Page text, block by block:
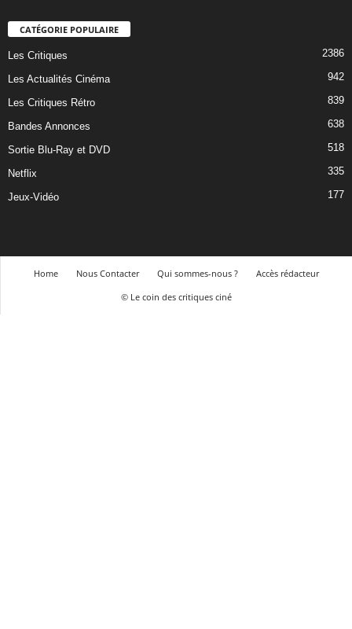
CATÉGORIE POPULAIRE
Les Critiques 2386
Les Actualités Cinéma 942
Les Critiques Rétro 839
Bandes Annonces 638
Sortie Blu-Ray et DVD 518
Netflix 335
Jeux-Vidéo 177
Home Nous Contacter Qui sommes-nous ?
Accès rédacteur
© Le coin des critiques ciné